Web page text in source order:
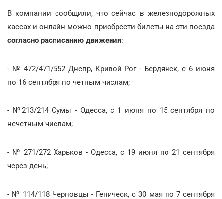
В компании сообщили, что сейчас в железнодорожных
кассах и онлайн можно приобрести билеты на эти поезда
согласно расписанию движения:
- № 472/471/552 Днепр, Кривой Рог - Бердянск, с 6 июня
по 16 сентября по четным числам;
- №213/214 Сумы - Одесса, с 1 июня по 15 сентября по
нечетным числам;
- № 271/272 Харьков - Одесса, с 19 июня по 21 сентября
через день;
- № 114/118 Черновцы - Геническ, с 30 мая по 7 сентября